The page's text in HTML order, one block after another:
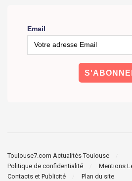
Email
Toulouse7.com Actualités Toulouse
Politique de confidentialité
Mentions
Contacts et Publicité
Plan du site